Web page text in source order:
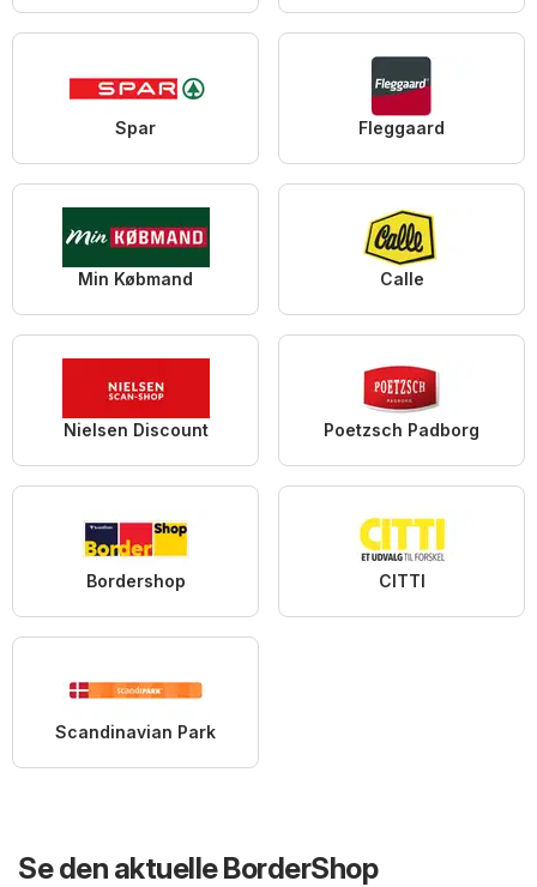
Spar Fleggaard
Min Købmand Calle
Nielsen Discount Poetzsch Padborg
Bordershop CITTI
Scandinavian Park
Se den aktuelle BorderShop